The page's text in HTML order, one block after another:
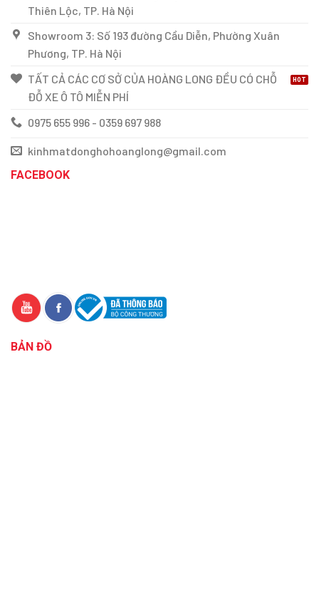
Thiên Lộc, TP. Hà Nội
Showroom 3: Số 193 đường Cầu Diễn, Phường Xuân
Phương, TP. Hà Nội
TẤT CẢ CÁC CƠ SỞ CỦA HOÀNG LONG ĐỀU CÓ CHỖ
ĐỖ XE Ô TÔ MIỄN PHÍ
0975 655 996 - 0359 697 988
kinhmatdonghohoanglong@gmail.com
FACEBOOK
BẢN ĐỒ